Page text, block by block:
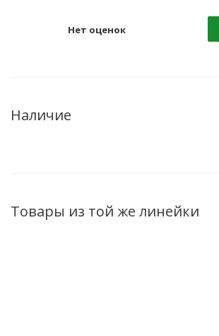
Нет оценок
Наличие
Товары из той же линейки